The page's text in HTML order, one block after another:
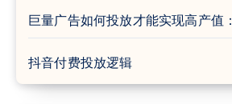
巨量广告如何投放才能实现高产值：
抖音付费投放逻辑